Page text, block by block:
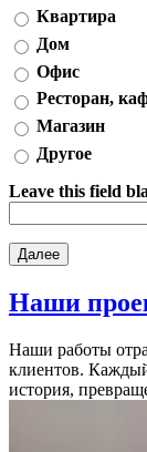
Квартира
Дом
Офис
Ресторан,
Магазин
Другое
Leave this field
Наши
Наши работы
клиентов.
история,